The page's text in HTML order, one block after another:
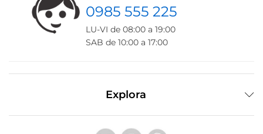
0985 555 225
LU-VI de 08:00 a 19:00
SAB de 10:00 a 17:00
Explora